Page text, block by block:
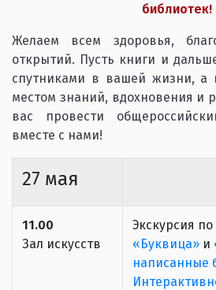
библиотек!
Желаем всем здоровья,
открытий. Пусть книги и
спутниками в вашей жизни, а
местом знаний, вдохновения и
вас провести
вместе с нами!
27 мая
11.00
Зал искусств
Экскурсия
«Буквица» и
написанные